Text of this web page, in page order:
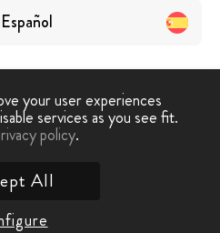
Español
your user experiences
services as you see fit.
policy.
All